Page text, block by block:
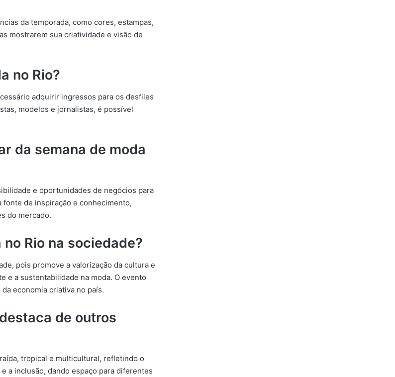
da temporada, como cores, estampas,
mostrarem sua criatividade e visão de
no Rio?
adquirir ingressos para os desfiles
modelos e jornalistas, é possível
da semana de moda
e oportunidades de negócios para
de inspiração e conhecimento,
do mercado.
Rio na sociedade?
pois promove a valorização da cultura e
e a sustentabilidade na moda. O evento
economia criativa no país.
de outros
tropical e multicultural, refletindo o
a inclusão, dando espaço para diferentes